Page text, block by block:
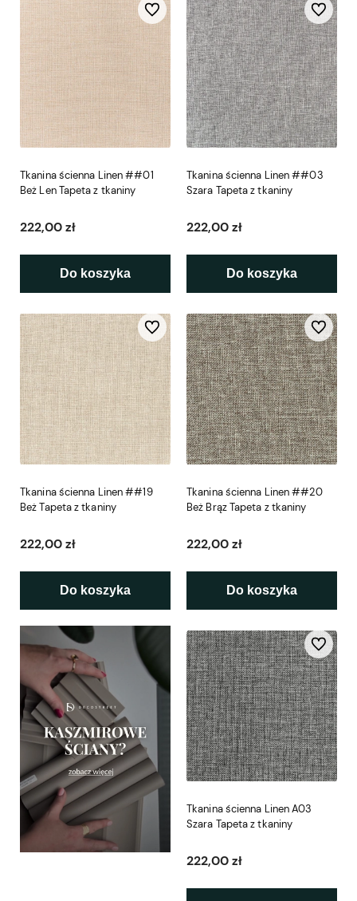
Tkanina ścienna Linen ##01
Beż Len Tapeta z tkaniny
222,00 zł
Do koszyka
Do ulubionych
Tkanina ścienna Linen ##03
Szara Tapeta z tkaniny
222,00 zł
Do koszyka
Do
Tkanina ścienna Linen ##19
Beż Tapeta z tkaniny
222,00 zł
Do koszyka
Do ulubionych
Tkanina ścienna Linen ##20
Beż Brąz Tapeta z tkaniny
222,00 zł
Do koszyka
Do
Tkanina ścienna Linen A03
Szara Tapeta z tkaniny
222,00 zł
Do